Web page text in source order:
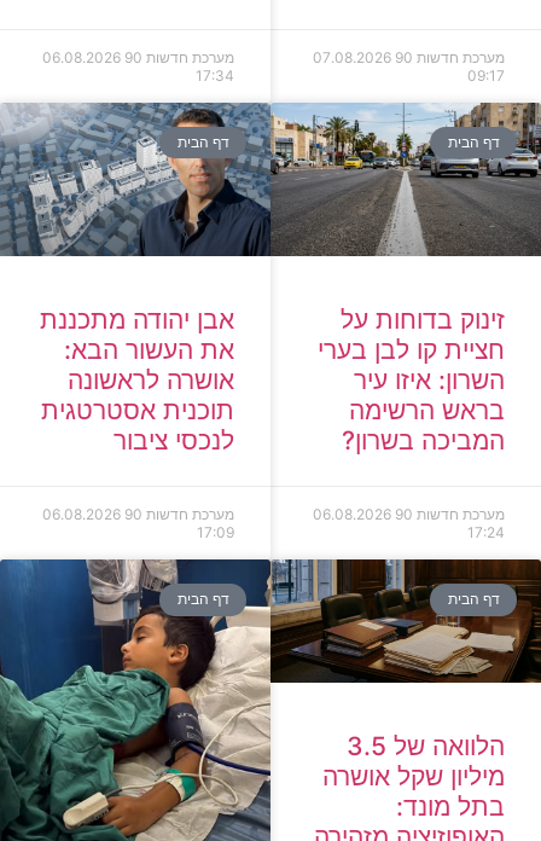
מערכת חדשות 90
07.08.2026
09:17
מערכת חדשות 90
06.08.2026
17:34
דף הבית
זינוק בדוחות על
חציית קו לבן בערי
השרון: איזו עיר
בראש הרשימה
המביכה בשרון?
מערכת חדשות 90
06.08.2026
17:24
דף הבית
אבן יהודה מתכננת
את העשור הבא:
אושרה לראשונה
תוכנית אסטרטגית
לנכסי ציבור
מערכת חדשות 90
06.08.2026
17:09
דף הבית
הלוואה של 3.5
מיליון שקל אושרה
בתל מונד:
דף הבית